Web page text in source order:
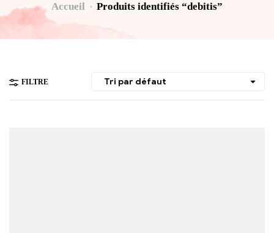
Accueil Produits identifiés “debitis”
FILTRE